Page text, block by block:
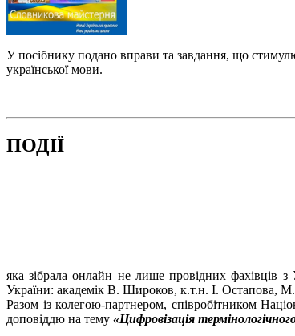
У посібнику подано вправи та завдання, що
української мови.
ПОДІЇ
яка зібрала онлайн не лише провідних фахівців
України: академік В. Широков, к.т.н. І.
Разом із колегою-партнером, співробітником
доповіддю на тему «Цифровізація